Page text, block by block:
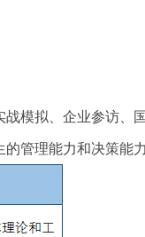
模拟、企业参访、
管理能力和决策能力